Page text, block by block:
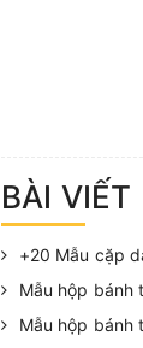
BÀI VIẾT
+20 Mẫu cặp
Mẫu hộp bánh
Mẫu hộp bánh